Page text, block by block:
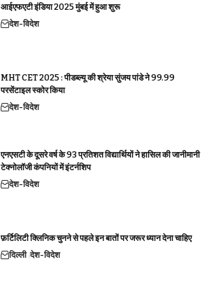
आईएफएटी इंडिया 2025 मुंबई में हुआ शुरू
देश-विदेश
MHT CET 2025 : पीडब्ल्यू की श्रेया सुंजय पांडे ने 99.99
परसेंटाइल स्कोर किया
देश-विदेश
एनएसटी के दूसरे वर्ष के 93 प्रतिशत विद्यार्थियों ने हासिल की जानीमानी
टेक्नोलॉजी कंपनियों में इंटर्नशिप
देश-विदेश
फ़र्टिलिटी क्लिनिक चुनने से पहले इन बातों पर जरूर ध्यान देना चाहिए
दिल्ली देश-विदेश